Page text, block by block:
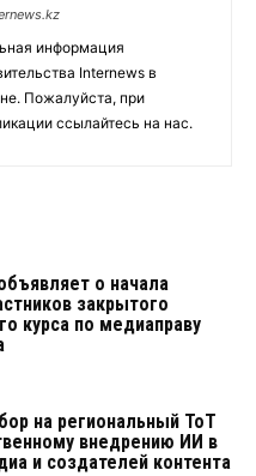
информация
Internews в
Пожалуйста, при
ссылайтесь на нас.
о начала
закрытого
курса по медиаправу
на региональный ТоТ
внедрению ИИ в
и создателей контента